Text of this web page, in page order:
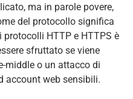
ma in parole povere,
del protocollo significa
HTTP e HTTPS è
sfruttato se viene
middle o un attacco di
account web sensibili.